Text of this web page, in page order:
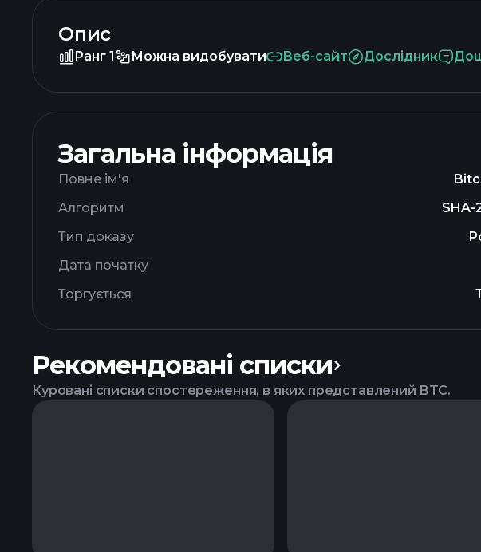
Опис
Ранг 1 Можна видобувати Веб-сайт Дослідник
Загальна інформація
Повне ім'я
Алгоритм
SHA-
Тип доказу
Дата початку
Торгується
Рекомендовані списки
Куровані списки спостереження, в яких представлений BTC.